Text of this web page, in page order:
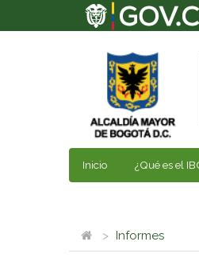
Inicio ¿Qué es el
Informes